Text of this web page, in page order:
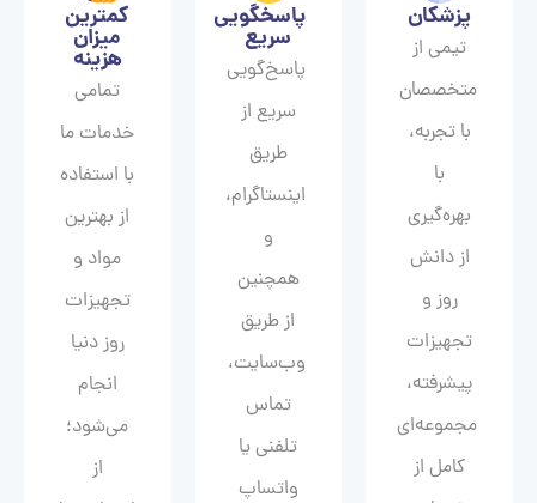
پزشکان
تیمی از
متخصصان
با تجربه،
با
بهره‌گیری
از دانش
روز و
تجهیزات
پیشرفته،
مجموعه‌ای
کامل از
پاسخگویی
سریع
پاسخ‌گویی
سریع از
طریق
اینستاگرام،
و
همچنین
از طریق
وب‌سایت،
تماس
تلفنی یا
واتساپ
کمترین
میزان
هزینه
تمامی
خدمات ما
با استفاده
از بهترین
مواد و
تجهیزات
روز دنیا
انجام
می‌شود؛
از